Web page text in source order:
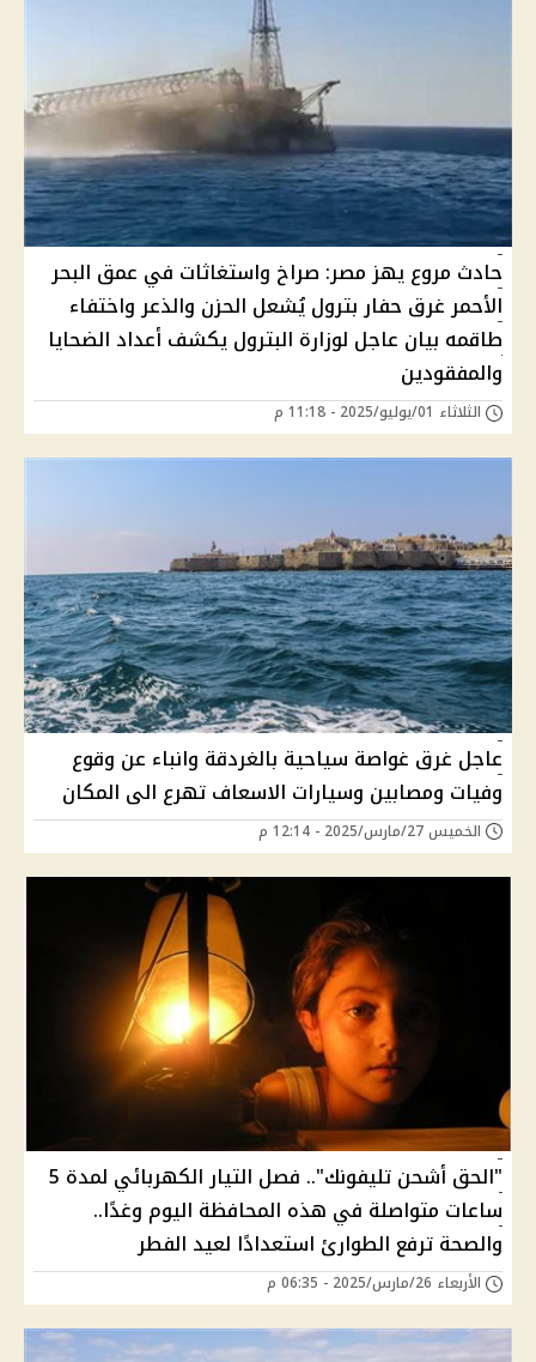
حادث مروع يهز مصر: صراخ واستغاثات في عمق البحر
الأحمر غرق حفار بترول يُشعل الحزن والذعر واختفاء
طاقمه بيان عاجل لوزارة البترول يكشف أعداد الضحايا
والمفقودين
الثلاثاء 01/يوليو/2025 - 11:18 م
عاجل غرق غواصة سياحية بالغردقة وانباء عن وقوع
وفيات ومصابين وسيارات الاسعاف تهرع الى المكان
الخميس 27/مارس/2025 - 12:14 م
"الحق أشحن تليفونك".. فصل التيار الكهربائي لمدة 5
ساعات متواصلة في هذه المحافظة اليوم وغدًا..
والصحة ترفع الطوارئ استعدادًا لعيد الفطر
الأربعاء 26/مارس/2025 - 06:35 م